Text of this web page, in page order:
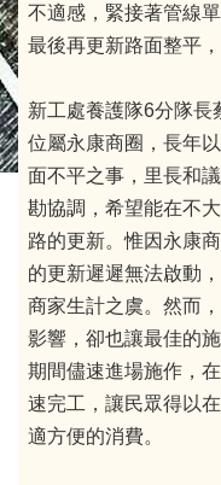
不適感，緊接著管線
最後再更新路面整平
新工處養護隊6分隊長
位屬永康商圈，長年
面不平之事，里長和
勘協調，希望能在不
路的更新。惟因永康
的更新遲遲無法啟動
商家生計之虞。然而
影響，卻也讓最佳的
期間儘速進場施作，
速完工，讓民眾得以
適方便的消費。